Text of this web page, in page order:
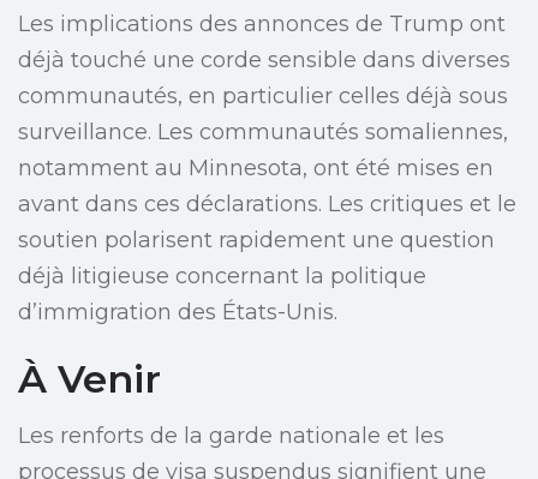
Les implications des annonces de Trump ont
déjà touché une corde sensible dans diverses
communautés, en particulier celles déjà sous
surveillance. Les communautés somaliennes,
notamment au Minnesota, ont été mises en
avant dans ces déclarations. Les critiques et le
soutien polarisent rapidement une question
déjà litigieuse concernant la politique
d’immigration des États-Unis.
À Venir
Les renforts de la garde nationale et les
processus de visa suspendus signifient une